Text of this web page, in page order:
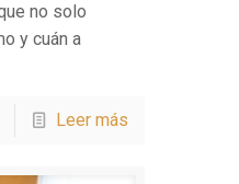
no solo
y cuán a
Leer más